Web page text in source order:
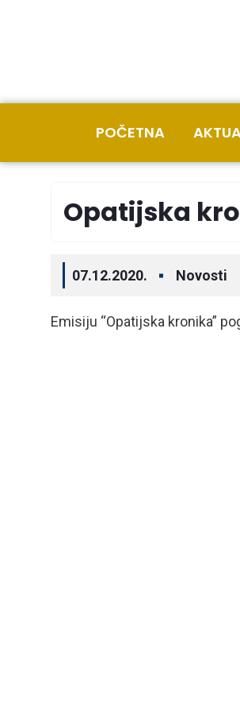
POČETNA
Opatijska
07.12.2020. Novosti
Emisiju “Opatijska kronika”